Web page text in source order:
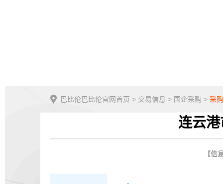
巴比伦巴比伦官网首页 > 交易信息 > 国企采购 > 采
连云
【信